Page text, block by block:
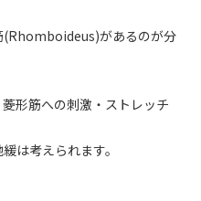
(Rhomboideus)があるのが分
形筋への刺激・ストレッチ
は考えられます。